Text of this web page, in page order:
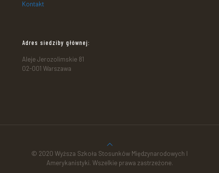
Kontakt
Adres siedziby głównej:
Aleje Jerozolimskie 81
02-001 Warszawa
© 2020 Wyższa Szkoła Stosunków Międzynarodowych I
Amerykanistyki. Wszelkie prawa zastrzeżone.